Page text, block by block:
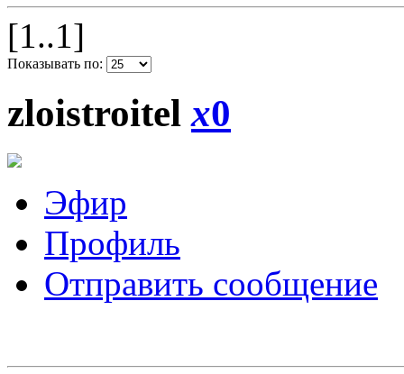
[1..1]
Показывать по:
zloistroitelx0
Эфир
Профиль
Отправить сообщение